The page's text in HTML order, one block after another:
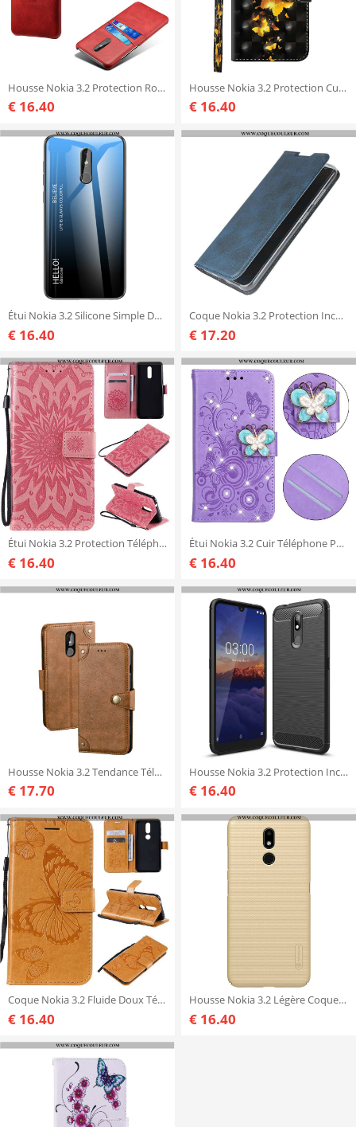
Housse Nokia 3.2 Protection Rouge Qualité, Étui Nokia 3.2 Vintage Cuir
€ 16.40
Housse Nokia 3.2 Protection Cuir Incassable, Étui Nokia 3.2 Personnalité Téléphone Portable Doré
€ 16.40
Étui Nokia 3.2 Silicone Simple Dégradé, Coque Nokia 3.2 Protection Bleu
€ 16.40
Coque Nokia 3.2 Protection Incassable Clamshell, Housse Nokia 3.2 Cuir Véritable Téléphone Portable
€ 17.20
Étui Nokia 3.2 Protection Téléphone Portable Rouge, Coque Nokia 3.2 Cuir Rouge
€ 16.40
Étui Nokia 3.2 Cuir Téléphone Portable, Coque Nokia 3.2 Fluide Doux Clamshell Violet
€ 16.40
Housse Nokia 3.2 Tendance Téléphone Portable Kaki, Étui Nokia 3.2 Cuir Protection Khaki
€ 17.70
Housse Nokia 3.2 Protection Incassable Noir, Étui Nokia 3.2 Fluide Doux Coque Noir
€ 16.40
Coque Nokia 3.2 Fluide Doux Téléphone Portable, Housse Nokia 3.2 Silicone Jaune
€ 16.40
Housse Nokia 3.2 Légère Coque Téléphone Portable, Étui Nokia 3.2 Délavé En Daim Difficile Doré
€ 16.40